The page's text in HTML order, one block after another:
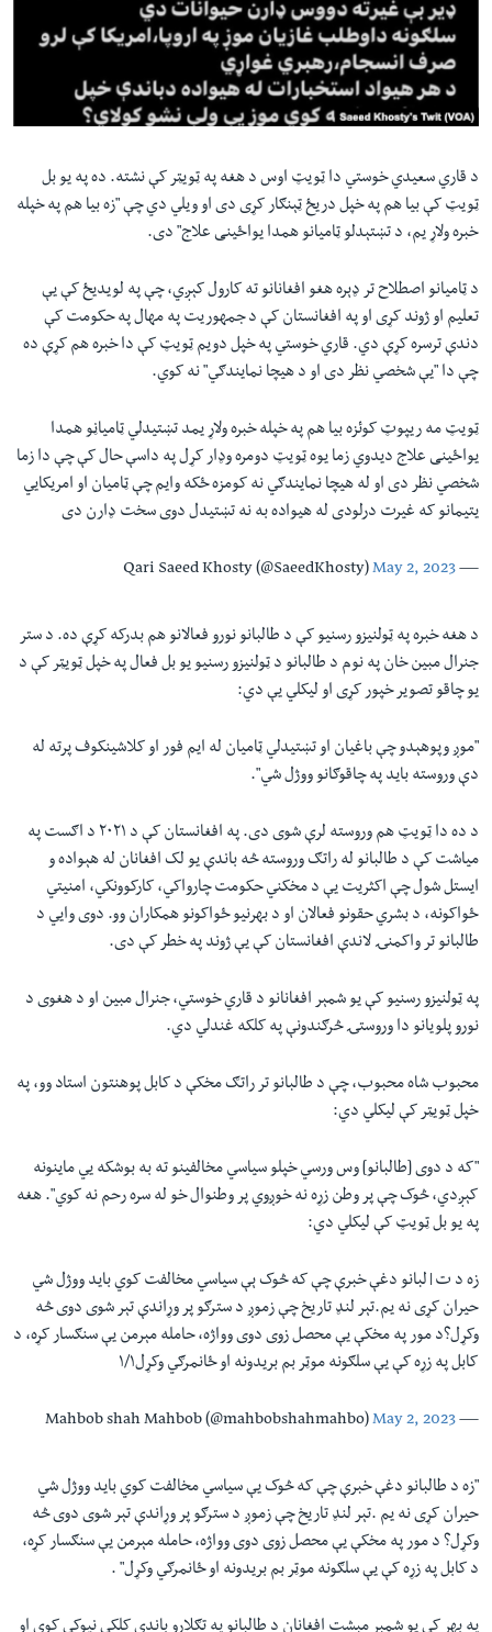
د قاري سعیدي خوستي دا ټویټ اوس د هغه په ټویټر کې نشته. ده په یو بل
ټویټ کې بیا هم په خپل دریځ ټېنګار کړی دی او ویلي دي چې"زه بیا هم په خپله
خبره ولاړ یم، د تښتېدلو ټامیانو همدا یواځينی علاج" دی.
د ټامیانو اصطلاح تر ډېره هغو افغانانو ته کارول کېږي‌، چې په لویدیځ کې یې
تعلیم او ژوند کړی او په افغانستان کې د جمهوریت په مهال په حکومت کې
دندې ترسره کړې دي. قاري خوستي په خپل دویم ټویټ کې دا خبره هم کړې ده
چې دا "یې شخصي نظر دی او د هیچا نمایندګي"نه کوي.
ټويټ مه ریپوټ کوئزه بیا هم په خپله خبره ولاړ یمد تښتیدلي ټامیاڼو همدا
يواځينی علاج دیدوي زما یوه ټویټ دومره وډار کړل په داسې حال کې چې دا زما
شخصي نظر دی او له هیچا نمايندګي نه کومزه ځکه وایم چې ټامیان او امريکايي
یتیمانو که غیرت درلودی له هيواده به نه تښتیدل دوی سخت ډارن دی
— Qari Saeed Khosty (@SaeedKhosty)
May 2, 2023
د هغه خبره په ټولنیزو رسنیو کې د طالبانو نورو فعالانو هم بدرکه کړې ده. د ستر
جنرال مبین خان په نوم د طالبانو د ټولنیزو رسنیو یو بل فعال په خپل ټویټر کې د
یو چاقو تصویر خپور کړی او لیکلي‌ یې دي:
"موږ وپوهېدو چې باغیان او تښتیدلي‌ ټامیان له ایم فور او کلاشینکوف پرته له
دې وروسته باید په چاقوګانو ووژل شي"
.
د ده دا ټویټ هم وروسته لرې شوی دی. په افغانستان کې د ۲۰۲۱ د اګست په
میاشت کې د طالبانو له راتګ وروسته څه باندې یو لک افغانان له هېواده و
ایستل شول‌ چې اکثریت یې د مخکني حکومت چارواکي، کارکوونکي، امنیتي
ځواکونه، د بشري حقونو فعالان او د بهرنیو ځواکونو همکاران وو. دوی وايي د
طالبانو تر واکمنۍ لاندې افغانستان کې یې ژوند په خطر کې دی.
په ټولنیزو رسنیو کې یو شمېر افغانانو د قاري خوستي، جنرال مبین او د هغوی د
نورو پلویانو دا وروستۍ څرګندونې په کلکه غندلي ‌دي.
محبوب شاه محبوب، چې د طالبانو تر راتګ مخکې د کابل پوهنتون استاد وو، په
خپل ټویټر کې لیکلي دي:
"که د دوی [طالبانو] وس ورسي خپلو سیاسي مخالفینو ته به بوشکه يي ماینونه
کېږدي، څوک چې پر وطن زړه نه خوږوي پر وطنوال خو له سره رحم نه کوي". هغه
په یو بل ټویټ کې لیکلي دي:
زه د ت|لبانو دغې خبرې چې که څوک ېې سیاسي مخالفت کوي باید ووژل شي
حیران کړی نه یم.تېر لنډ تاریخ چې زموږ د سترګو پر وړاندې تېر شوی دوی څه
وکړل؟د مور په مخکې یې محصل زوی دوی وواژه، حامله مېرمن یې سنګسار کړه، د
کابل په زړه کې یې سلګونه موټر بم بریدونه او ځانمرګي وکړل۱/۱
— Mahbob shah Mahbob (@mahbobshahmahbo)
May 2, 2023
"زه د طالبانو دغې خبرې چې که څوک یې سیاسي مخالفت کوي باید ووژل شي
حیران کړی نه یم .تېر لنډ تاریخ چې زموږ د سترګو پر وړاندې تېر شوی دوی څه
وکړل؟ د مور په مخکې یې محصل زوی دوی وواژه، حامله مېرمن یې سنګسار کړه،
د کابل په زړه کې یې سلګونه موټر بم بریدونه او ځانمرګي وکړل. "
په بهر کې یو شمېر مېشت افغانان د طالبانو په تګلارو باندې کلکې نیوکې کوي او